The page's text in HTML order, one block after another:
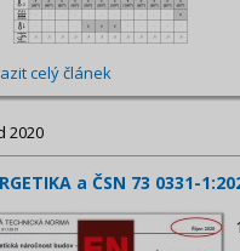
celý článek
2020
a ČSN 73 0331-